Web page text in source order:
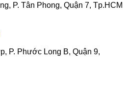
P. Tân Phong, Quận 7, Tp.HCM
P. Phước Long B, Quận 9,